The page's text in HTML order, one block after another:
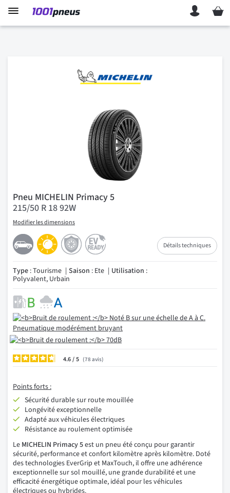
Mon
Pneu MICHELIN Primacy 5
215/50 R 18 92W
Modifier les dimensions
Détails techniques
Type : Tourisme Saison : Ete Utilisation :
Polyvalent, Urbain
4.6/ 78 avis
Points forts :
Sécurité durable sur route mouillée
Longévité exceptionnelle
Adapté aux véhicules électriques
Résistance au roulement optimisée
Le MICHELIN Primacy 5est un pneu été conçu pour garantir
sécurité, performance et confort kilomètre après kilomètre. Doté
des technologies EverGrip et MaxTouch, il offre une adhérence
exceptionnelle sur sol mouillé, une grande durabilité et une
efficacité énergétique optimale, idéal pour les véhicules
électriques ou hybrides.